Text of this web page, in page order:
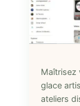
Maîtrisez
glace
ateliers